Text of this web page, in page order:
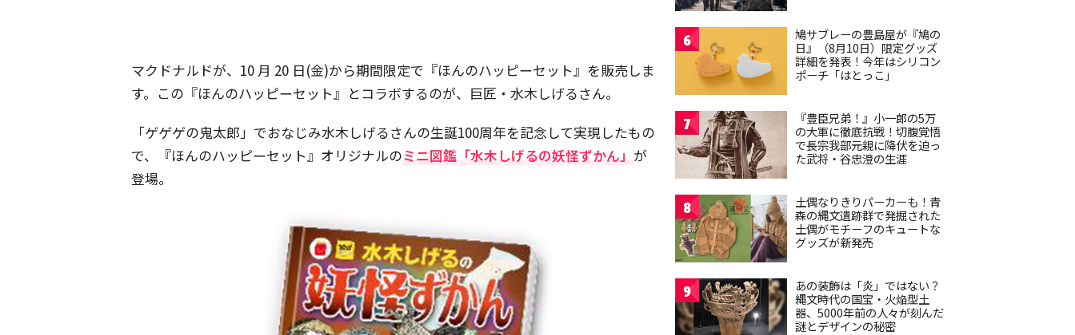
マクドナルドが、10 月 20 日(金)から期間限定で『ほんのハッピーセット』を販売しま
す。この『ほんのハッピーセット』とコラボするのが、巨匠・水木しげるさん。
「ゲゲゲの鬼太郎」でおなじみ水木しげるさんの生誕100周年を記念して実現したもの
で、『ほんのハッピーセット』オリジナルのミニ図鑑「水木しげるの妖怪ずかん」 が
登場。
6
鳩サブレーの豊島屋が『鳩の
日』（8月10日）限定グッズ
詳細を発表！今年はシリコン
ポーチ「はとっこ」
7
『豊臣兄弟！』小一郎の5万
の大軍に徹底抗戦！切腹覚悟
で長宗我部元親に降伏を迫っ
た武将・谷忠澄の生涯
8
土偶なりきりパーカーも！青
森の縄文遺跡群で発掘された
土偶がモチーフのキュートな
グッズが新発売
9
あの装飾は「炎」ではない？
縄文時代の国宝・火焔型土
器、5000年前の人々が刻んだ
謎とデザインの秘密